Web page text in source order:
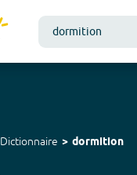
Dictionnaire dormition